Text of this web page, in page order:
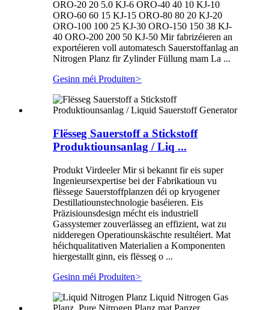
ORO-20 20 5.0 KJ-6 ORO-40 40 10 KJ-10
ORO-60 60 15 KJ-15 ORO-80 80 20 KJ-20
ORO-100 100 25 KJ-30 ORO-150 150 38 KJ-
40 ORO-200 200 50 KJ-50 Mir fabrizéieren an
exportéieren voll automatesch Sauerstoffanlag an
Nitrogen Planz fir Zylinder Füllung mam La ...
Gesinn méi Produiten>
Flësseg Sauerstoff a Stickstoff
Produktiounsanlag / Liq ...
Produkt Virdeeler Mir si bekannt fir eis super
Ingenieursexpertise bei der Fabrikatioun vu
flëssege Sauerstoffplanzen déi op kryogener
Destillatiounstechnologie baséieren. Eis
Präzisiounsdesign mécht eis industriell
Gassystemer zouverlässeg an effizient, wat zu
nidderegen Operatiounskäschte resultéiert. Mat
héichqualitativen Materialien a Komponenten
hiergestallt ginn, eis flësseg o ...
Gesinn méi Produiten>